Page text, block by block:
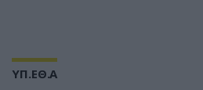
ΥΠ.ΕΘ.Α